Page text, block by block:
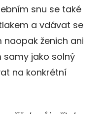
snu se také
a vdávat se
ženich ani
jako solný
na konkrétní